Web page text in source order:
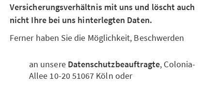
Versicherungsverhältnis mit uns und löscht auch
nicht Ihre bei uns hinterlegten Daten.
Ferner haben Sie die Möglichkeit, Beschwerden
an unsere Datenschutzbeauftragte, Colonia-
Allee 10-20 51067 Köln oder